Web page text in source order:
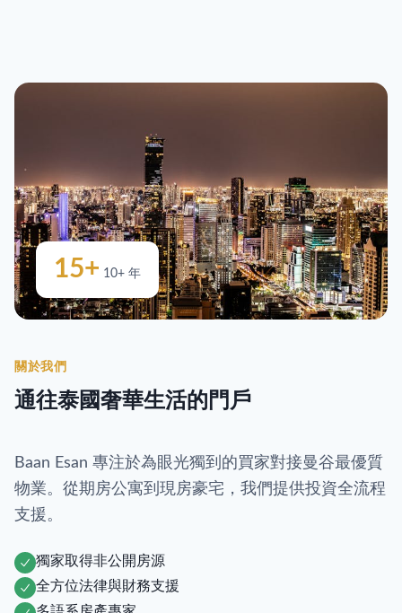
15+ 10+ 年
關於我們
通往泰國奢華生活的門戶
Baan Esan 專注於為眼光獨到的買家對接曼谷最優質
物業。從期房公寓到現房豪宅，我們提供投資全流程
支援。
獨家取得非公開房源
全方位法律與財務支援